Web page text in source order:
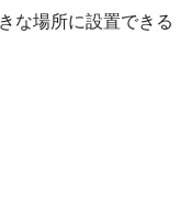
な場所に設置できる